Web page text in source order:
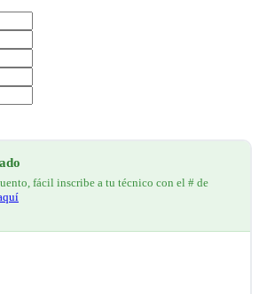
fácil inscribe a tu técnico con el # de